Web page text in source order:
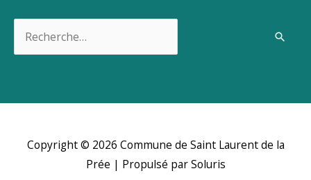
Copyright © 2026 Commune de Saint Laurent de la
Prée | Propulsé par Soluris